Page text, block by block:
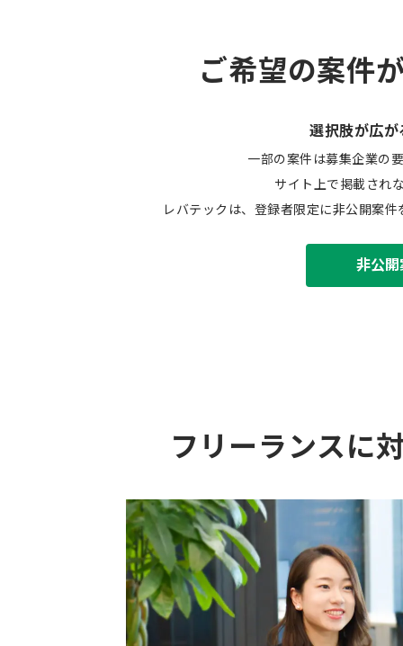
ご希望の案件
選択肢が広が
一部の案件は募集企業の
サイト上で掲載され
レバテックは、登録者限定に非公開案
非公
フリーランスに